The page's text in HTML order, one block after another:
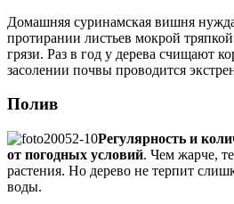
Домашняя суринамская вишня
протирании листьев мокрой
грязи. Раз в год у дерева счищают
засолении почвы проводится
Полив
Регулярность и
от погодных условий. Чем жарче,
растения. Но дерево не терпит
воды.